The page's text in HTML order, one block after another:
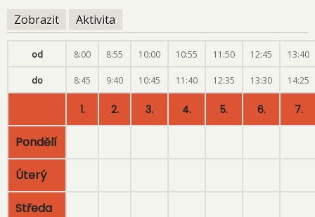
Hlavní
záložky
Zobrazit(aktivní
záložka)
Aktivita
od 8:00 8:55 10:00 10:55 11:50 12:45 13:40
do 8:45 9:40 10:45 11:40 12:35 13:30 14:25
1. 2. 3. 4. 5. 6. 7.
Pondělí
Úterý
Středa